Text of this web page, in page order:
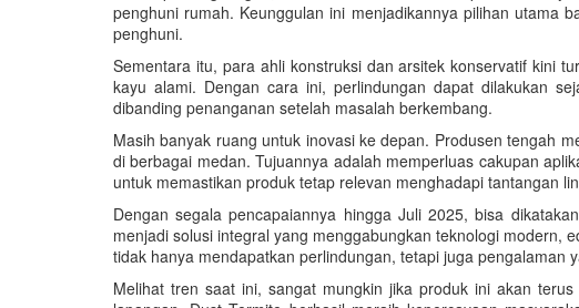
penghuni rumah. Keunggulan ini menjadikannya pilihan utama
penghuni.
Sementara itu, para ahli konstruksi dan arsitek konservatif kini
kayu alami. Dengan cara ini, perlindungan dapat dilakukan
dibanding penanganan setelah masalah berkembang.
Masih banyak ruang untuk inovasi ke depan. Produsen tengah
di berbagai medan. Tujuannya adalah memperluas cakupan
untuk memastikan produk tetap relevan menghadapi tantangan
Dengan segala pencapaiannya hingga Juli 2025, bisa
menjadi solusi integral yang menggabungkan teknologi modern,
tidak hanya mendapatkan perlindungan, tetapi juga
Melihat tren saat ini, sangat mungkin jika produk ini akan